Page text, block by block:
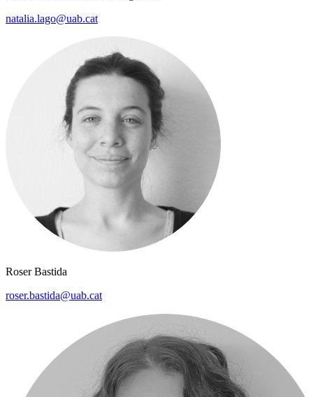
natalia.lago@uab.cat
Roser Bastida
roser.bastida@uab.cat